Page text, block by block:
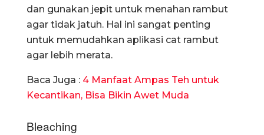
dan gunakan jepit untuk menahan rambut
agar tidak jatuh. Hal ini sangat penting
untuk memudahkan aplikasi cat rambut
agar lebih merata.
Baca Juga : 4 Manfaat Ampas Teh untuk
Kecantikan, Bisa Bikin Awet Muda
Bleaching